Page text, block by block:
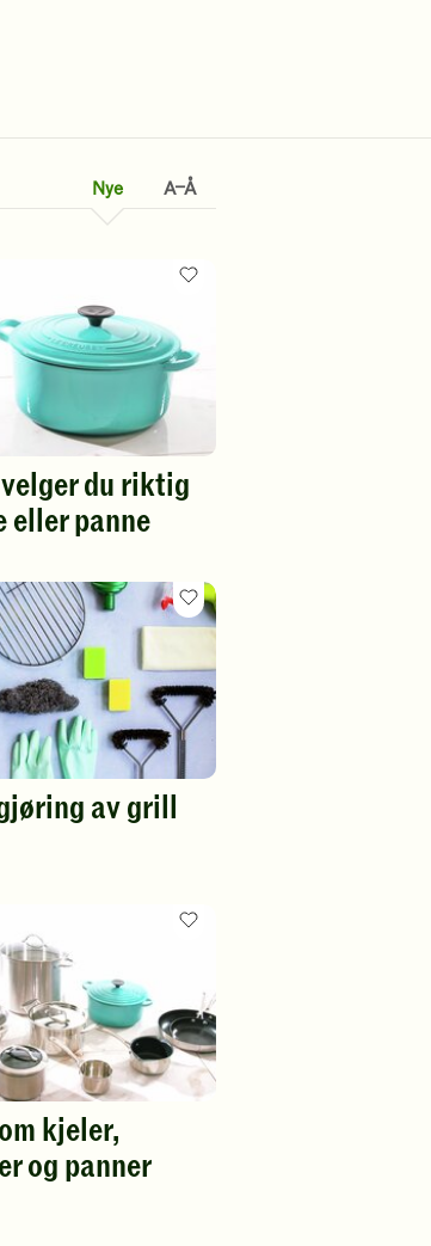
Nye A–Å
du riktig
eller panne
Favoritt
av grill
Favoritt
oppskrift
kjeler,
og panner
Favoritt